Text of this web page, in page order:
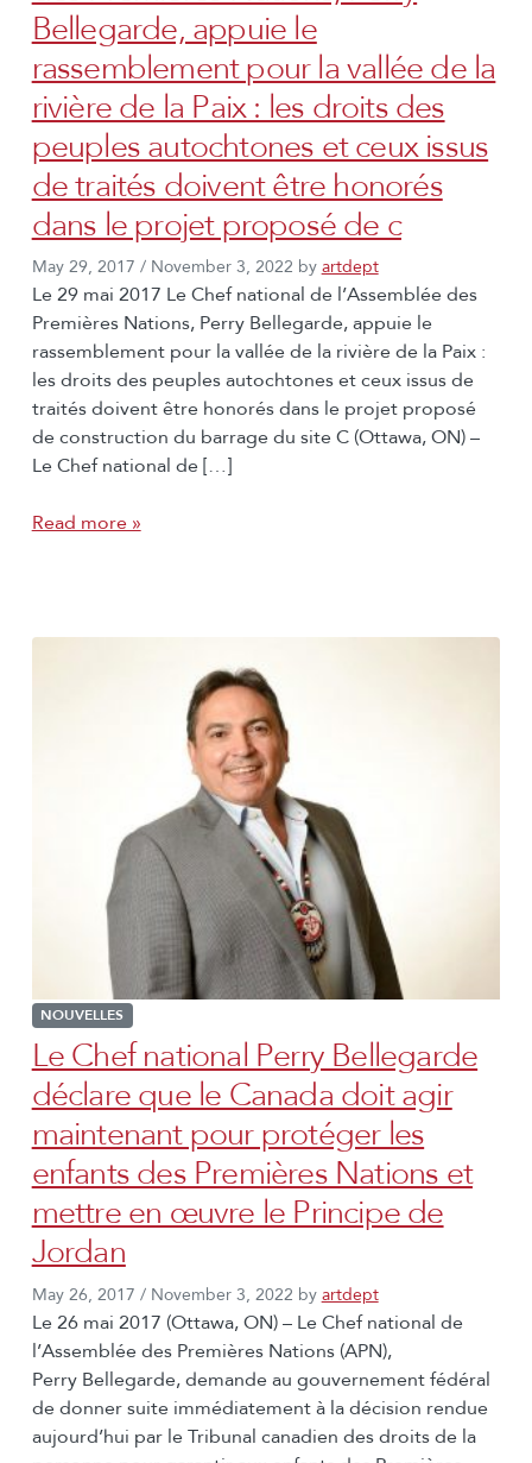
Bellegarde, appuie le
rassemblement pour la vallée de la
rivière de la Paix : les droits des
peuples autochtones et ceux issus
de traités doivent être honorés
dans le projet proposé de c
May 29, 2017 / November 3, 2022 by artdept
Le 29 mai 2017 Le Chef national de l’Assemblée des
Premières Nations, Perry Bellegarde, appuie le
rassemblement pour la vallée de la rivière de la Paix :
les droits des peuples autochtones et ceux issus de
traités doivent être honorés dans le projet proposé
de construction du barrage du site C (Ottawa, ON) –
Le Chef national de […]
Read more »
NOUVELLES
Le Chef national Perry Bellegarde
déclare que le Canada doit agir
maintenant pour protéger les
enfants des Premières Nations et
mettre en œuvre le Principe de
Jordan
May 26, 2017 / November 3, 2022 by artdept
Le 26 mai 2017 (Ottawa, ON) – Le Chef national de
l’Assemblée des Premières Nations (APN),
Perry Bellegarde, demande au gouvernement fédéral
de donner suite immédiatement à la décision rendue
aujourd’hui par le Tribunal canadien des droits de la